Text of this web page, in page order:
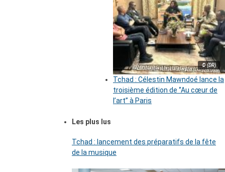
© (DR)
Tchad : Célestin Mawndoé lance la
troisième édition de ‘’Au cœur de
l’art’’ à Paris
Les plus lus
Tchad : lancement des préparatifs de la fête
de la musique